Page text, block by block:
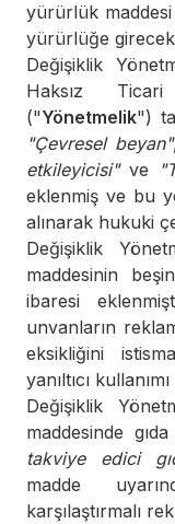
yürürlük
yürürlüğe
Değişiklik
Haksız Ticari
("Yönetmelik")
"Çevresel beyan"
etkileyicisi"ve
eklenmiş ve bu
alınarak hukuki
Değişiklik
maddesinin
ibaresi
unvanların
eksikliğini
yanıltıcı
Değişiklik
maddesinde
takviye edici
madde
karşılaştırmalı